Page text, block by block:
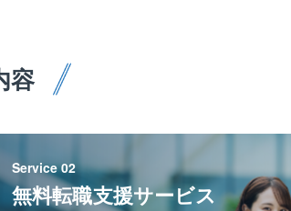
容
Service 02
無料転職支援サービス